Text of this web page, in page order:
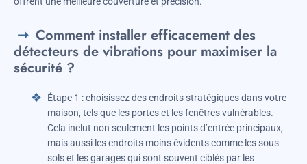
Comment installer efficacement des
détecteurs de vibrations pour maximiser la
sécurité ?
Étape 1 : choisissez des endroits stratégiques dans votre
maison, tels que les portes et les fenêtres vulnérables.
Cela inclut non seulement les points d’entrée principaux,
mais aussi les endroits moins évidents comme les sous-
sols et les garages qui sont souvent ciblés par les